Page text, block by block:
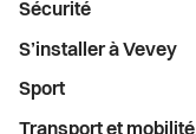
Sécurité
S’installer à Vevey
Sport